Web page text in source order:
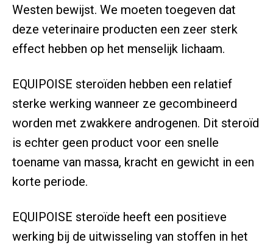
Westen bewijst. We moeten toegeven dat
deze veterinaire producten een zeer sterk
effect hebben op het menselijk lichaam.
EQUIPOISE steroïden hebben een relatief
sterke werking wanneer ze gecombineerd
worden met zwakkere androgenen. Dit steroïd
is echter geen product voor een snelle
toename van massa, kracht en gewicht in een
korte periode.
EQUIPOISE steroïde heeft een positieve
werking bij de uitwisseling van stoffen in het